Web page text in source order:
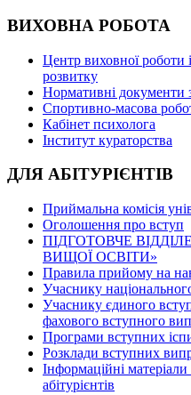
ВИХОВНА РОБОТА
Центр виховної роботи
розвитку
Нормативні документи
Спортивно-масова
Кабінет психолога
Інститут кураторства
ДЛЯ АБІТУРІЄНТІВ
Приймальна комісія
Оголошення про вступ
ПІДГОТОВЧЕ
ВИЩОЇ ОСВІТИ»
Правила прийому на
Учаснику
Учаснику єдиного
фахового вступного
Програми вступних
Розклади вступних
Інформаційні
абітурієнтів